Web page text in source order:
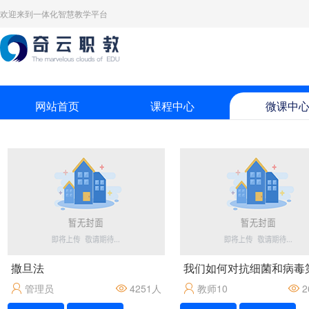
欢迎来到一体化智慧教学平台
网站首页 课程中心 微课中心
撒旦法
管理员 4251 人
教师10